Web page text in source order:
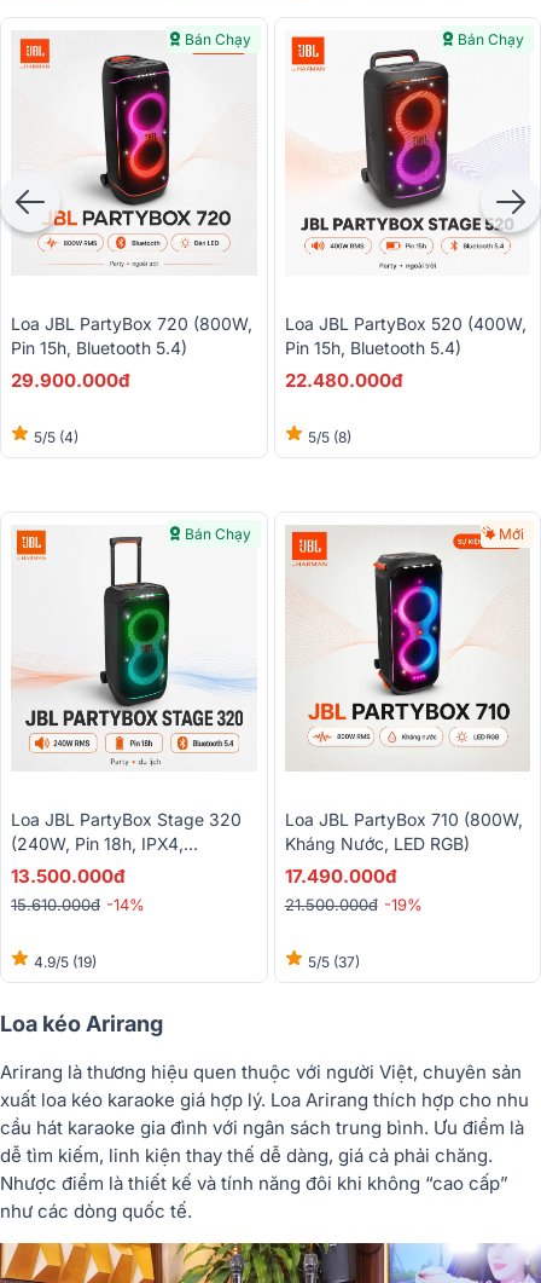
Bán Chạy
Loa JBL PartyBox 720 (800W,
Pin 15h, Bluetooth 5.4)
29.900.000đ
5/5 (4)
Bán Chạy
Loa JBL PartyBox 520 (400W,
Pin 15h, Bluetooth 5.4)
22.480.000đ
5/5 (8)
Bán Chạy
Loa JBL PartyBox Stage 320
(240W, Pin 18h, IPX4,
Bluetooth 5.4)
13.500.000đ
15.610.000đ -14%
4.9/5 (19)
Mới
Loa JBL PartyBox 710 (800W,
Kháng Nước, LED RGB)
17.490.000đ
21.500.000đ -19%
5/5 (37)
Loa kéo Arirang
Arirang là thương hiệu quen thuộc với người Việt, chuyên sản
xuất loa kéo karaoke giá hợp lý. Loa Arirang thích hợp cho nhu
cầu hát karaoke gia đình với ngân sách trung bình. Ưu điểm là
dễ tìm kiếm, linh kiện thay thế dễ dàng, giá cả phải chăng.
Nhược điểm là thiết kế và tính năng đôi khi không “cao cấp”
như các dòng quốc tế.